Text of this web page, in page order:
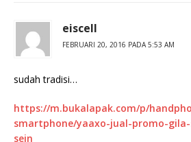
eiscell
FEBRUARI 20, 2016 PADA 5:53 AM
sudah tradisi…
https://m.bukalapak.com/p/
smartphone/yaaxo-jual-promo-
sein